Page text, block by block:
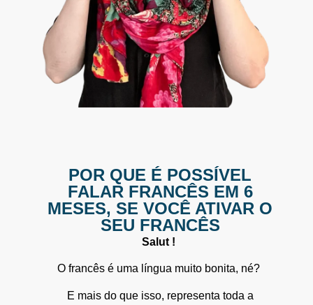
POR QUE É POSSÍVEL
FALAR FRANCÊS EM 6
MESES, SE VOCÊ ATIVAR O
SEU FRANCÊS
Salut !
O francês é uma língua muito bonita, né?
E mais do que isso, representa toda a